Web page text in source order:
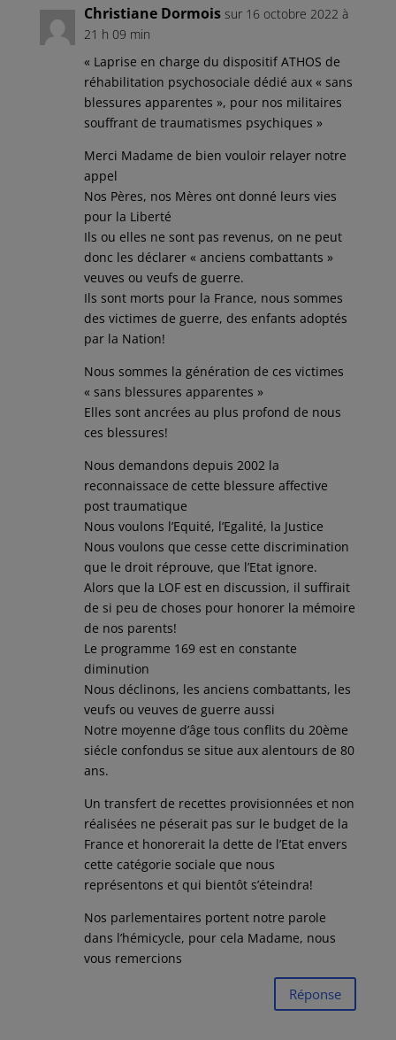
Christiane Dormois sur 16 octobre 2022 à
21 h 09 min
« Laprise en charge du dispositif ATHOS de
réhabilitation psychosociale dédié aux « sans
blessures apparentes », pour nos militaires
souffrant de traumatismes psychiques »
Merci Madame de bien vouloir relayer notre
appel
Nos Pères, nos Mères ont donné leurs vies
pour la Liberté
Ils ou elles ne sont pas revenus, on ne peut
donc les déclarer « anciens combattants »
veuves ou veufs de guerre.
Ils sont morts pour la France, nous sommes
des victimes de guerre, des enfants adoptés
par la Nation!
Nous sommes la génération de ces victimes
« sans blessures apparentes »
Elles sont ancrées au plus profond de nous
ces blessures!
Nous demandons depuis 2002 la
reconnaissace de cette blessure affective
post traumatique
Nous voulons l’Equité, l’Egalité, la Justice
Nous voulons que cesse cette discrimination
que le droit réprouve, que l’Etat ignore.
Alors que la LOF est en discussion, il suffirait
de si peu de choses pour honorer la mémoire
de nos parents!
Le programme 169 est en constante
diminution
Nous déclinons, les anciens combattants, les
veufs ou veuves de guerre aussi
Notre moyenne d’âge tous conflits du 20ème
siécle confondus se situe aux alentours de 80
ans.
Un transfert de recettes provisionnées et non
réalisées ne péserait pas sur le budget de la
France et honorerait la dette de l’Etat envers
cette catégorie sociale que nous
représentons et qui bientôt s’éteindra!
Nos parlementaires portent notre parole
dans l’hémicycle, pour cela Madame, nous
vous remercions
Réponse